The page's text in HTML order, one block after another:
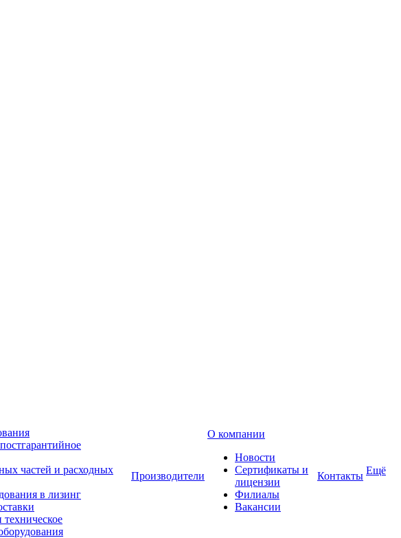
частей и расходных
в лизинг
Производители
О компании
Новости
Сертификаты и
лицензии
Филиалы
Вакансии
Контакты Ещё